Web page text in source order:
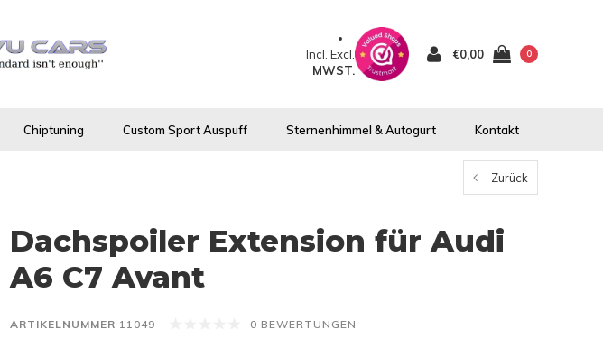
Incl. Excl.
MWST.
€0,00 0
Chiptuning Custom Sport Auspuff Sternenhimmel & Autogurt Kontakt
Zurück
Dachspoiler Extension für Audi
A6 C7 Avant
ARTIKELNUMMER 11049 0 BEWERTUNGEN